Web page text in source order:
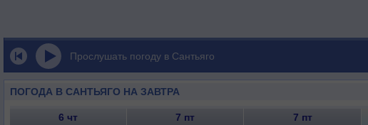
Прослушать погоду в Сантьяго
ПОГОДА В САНТЬЯГО НА ЗАВТРА
6 чт 7 пт 7 пт